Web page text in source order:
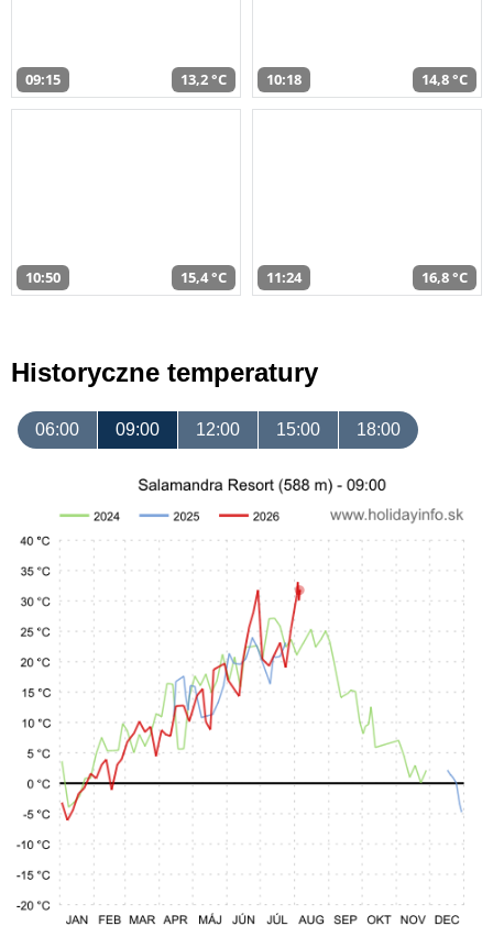
09:15 13,2 °C 10:18 14,8 °C
10:50 15,4 °C 11:24 16,8 °C
Historyczne temperatury
06:00 09:00 12:00 15:00 18:00